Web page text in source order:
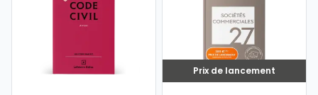
Prix de lancement